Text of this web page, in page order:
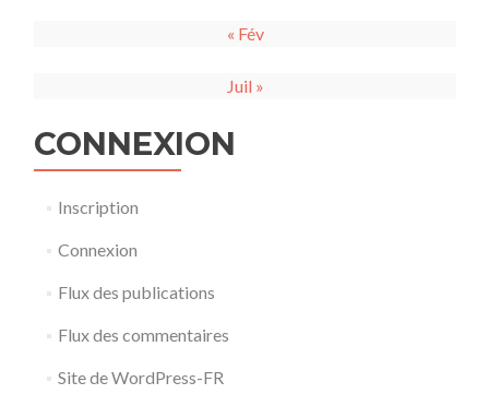
« Fév
Juil »
CONNEXION
Inscription
Connexion
Flux des publications
Flux des commentaires
Site de WordPress-FR